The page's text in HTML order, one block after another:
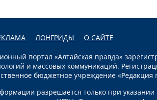
ЛОНГРИДЫ О САЙТЕ
портал «Алтайская правда»
и массовых коммуникаций.
бюджетное учреждение «Редакция
разрешается только при